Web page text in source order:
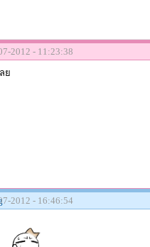
2012 - 11:23:38
ย
2012 - 16:46:54